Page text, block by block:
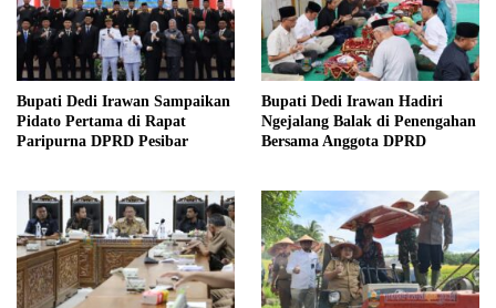
Bupati Dedi Irawan Sampaikan
Pidato Pertama di Rapat
Paripurna DPRD Pesibar
Bupati Dedi Irawan Hadiri
Ngejalang Balak di Penengahan
Bersama Anggota DPRD